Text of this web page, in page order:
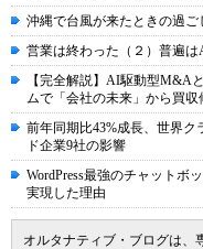
沖縄で台風が来たときの過
営業は終わった（２）普遍
【完全解説】AI駆動型M&A
ムで「会社の未来」から買収
前年同期比43%成長、世界
ド企業9社の影響
WordPress最強のチャットボ
実現した理由
オルタナティブ・ブログは、